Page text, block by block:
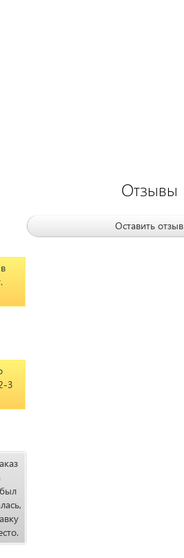
Отзывы
Оставить отзыв
3